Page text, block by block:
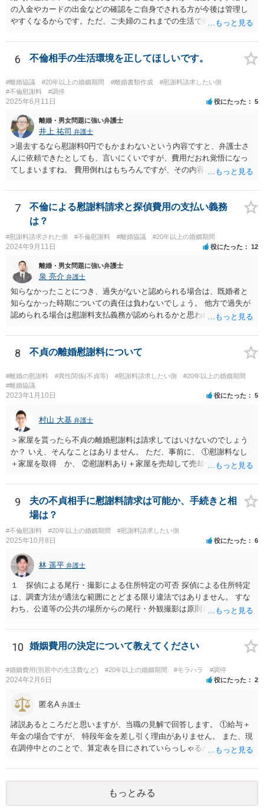
の入金やカードの出金などの確認をご自身でされる方が今後は管理し
やすくなるからです。ただ、ご夫婦のこれまでの生活で奥様が管理さ
しても構わないとは思います。 隠し財産といっても、収入は給与だけ
で隠しようがないでしょうし、今わかっていない財産がないのであれ
はなりますので杞憂ということになろうかと思います。 婚姻費用を渡
さないというおそれを奥様が抱くのはやむない面もあるとは思います
が、ここは信じていただくしかないですし、婚姻費用の金額の合意が
できるかどうかの方が重要だと思います（合意できなれば納得した金
額をもらえないという意味では、奥様の不満は残るからです）。 特別
経費という問題はあるのですが、一般には、収入から婚姻費用は定め
られ、全ての生活費が入っていると見ます。奥様の利益のために支払
っている費用については、婚姻費用から引くことも相当だと思いま
す。
6 不倫相手の生活環境を正してほしいです。
#離婚協議 #20年以上の婚姻期間 #離婚書類作成
#慰謝料請求したい側
#不倫慰謝料
#調停
2025年6月11日 役にたった 5
離婚・男女問題に強い弁護士
井上 祐司 弁護士
>退去するなら慰謝料0円でもかまわないという内容ですと、弁護士さ
んに依頼できたとしても、言いにくいですが、費用だおれ覚悟になっ
てしまいますね。 費用倒れはもちろんですが、その内容は、法律的に
は期待しにくいと思います。 内容証明又は弁護士に委任することを検
討されているのであれば、慰謝料請求に限定した方がよいでしょう。
内容証明郵便において、「退去するのであれば慰謝料は要らない」と
あなたが書いたとしても、法律上、あなたに建物からの退去を求める
権限はないので、やはり不自然になってしまいます。
7
不倫による慰謝料請求と探偵費用の支払い義務
は？
#慰謝料請求された側 #不倫慰謝料 #離婚協議 #20年以上の婚姻期間
2024年9月11日 役にたった 12
離婚・男女問題に強い弁護士
泉 亮介 弁護士
知らなかったことにつき、過失がないと認められる場合は、既婚者と
知らなかった時期についての責任は負わないでしょう。 他方で過失が
認められる場合は慰謝料支払義務が認められるかと思われます。 ま
観的な事実かは不明なため、客観的な事実として婚姻関係が破綻して
いたことが証明できない限り、そのような説明を受けていたとしても
偵費用については認められるケースもありますが、一部に限られるも
のも多く、少なくとも最初から支払いに合意はせず、支払い義務がな
いことを主張し争うこととなるかと思われます。
8 不貞の離婚慰謝料について
#離婚の慰謝料 #異性関係(不貞等) #慰謝料請求したい側
#20年以上の婚姻期間
#離婚協議
2023年1月10日 役にたった 5
村山 大基 弁護士
＞家屋を貰ったら不貞の離婚慰謝料は請求してはいけないのでしょう
か？ いえ、そんなことはありません。 ただ、事前に、 ①慰謝料なし
＋家屋を取得 か、 ②慰謝料あり＋家屋を売却して売却代金を分ける
なら、慰謝料代わりに不動産全部もらう、はありだと思います。 ＞婚
姻費用は慰謝料とは別だと思うのですが 主人は世間の相場は200万や
とどうなんでしょうか？アドバイスお願いいたします。 婚姻費用につ
いては、おっしゃる通り別です。 なので、ご主人の主張通り慰謝料を
２００万円と考えるにしても、 婚姻費用＋慰謝料２００万円、が正し
いです。 その上で、このまま離婚に応じない場合、婚姻費用が月４万
円なら、５年と少し婚姻費用を貰い続ければ 婚姻費用だけでも２００
万円になりますので、早めに近所の弁護士に相談に行って対応につい
てアドバイスを受けてみましょう。
9
夫の不貞相手に慰謝料請求は可能か、手続きと相
場は？
#不倫慰謝料 #20年以上の婚姻期間 #慰謝料請求したい側
2025年10月8日 役にたった 6
林 遥平 弁護士
１ 探偵による尾行・撮影による住所特定の可否 探偵による住所特定
は、調査方法が適法な範囲にとどまる限り違法ではありません。 すな
わち、公道等の公共の場所からの尾行・外観撮影は原則適法であり、
への侵害行為は違法の可能性があります。したがって、夫が相手女性
と会う約束を取り付け、探偵が公道上から尾行・撮影して住所を割り
婚者であった場合の夫への慰謝料請求の可能性 相手女性が既婚である
場合、その配偶者は、夫と相手女性の双方に対して不貞行為に基づく
の事情があれば、過失の有無や慰謝料額に影響します。 ・相手女性が
的理由がある もっとも、相手女性が既婚であることを容易に確認でき
たにもかかわらず漫然と関係を続けた場合は、夫の過失が認められ、
慰謝料（50～150万円程度？）が発生し得ます。
10 婚姻費用の決定について教えてください
#婚姻費用(別居中の生活費など) #20年以上の婚姻期間 #モラハラ #調停
2024年2月6日 役にたった 2
匿名A 弁護士
諸説あるところだと思いますが、当職の見解で回答します。 ①給与＋
年金の場合ですが、 特段年金を差し引く理由がありません。 また、現
在調停中とのことで、算定表を目にされていらっしゃるかと思いま
与の場合、就労するために必要だとされる経費を控除しています。 年
金の場合は、この控除をする必要がありませんので、 詳しい計算式は
割愛しますが、 単純な足し算をした部分の表よりも多い金額が妥当と
いうことになります。 ②婚姻費用は相当額の半分10万円しか出さない
もっとみる